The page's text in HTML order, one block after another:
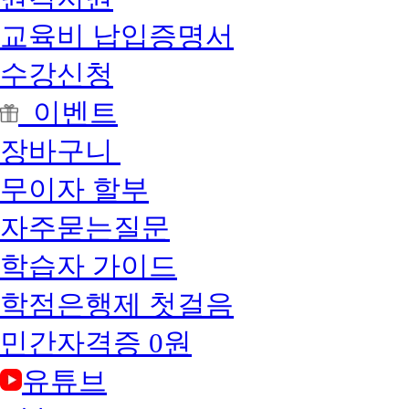
교육비 납입증명서
수강신청
이벤트
장바구니
무이자 할부
자주묻는질문
학습자 가이드
학점은행제 첫걸음
민간자격증 0원
유튜브